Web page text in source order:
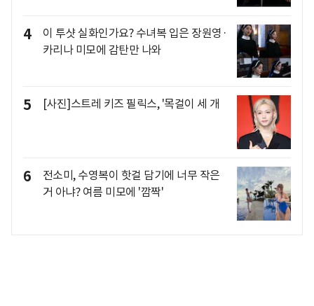
4
이 투샷 실화인가요? 수녀복 입은 장원영·
카리나 미모에 감탄만 나와
5 [사진]스트레 키즈 필릭스, '목걸이 세 개
6
전소미, 수영복이 핫걸 담기에 너무 작은
거 아냐? 여름 미모에 '깜짝'